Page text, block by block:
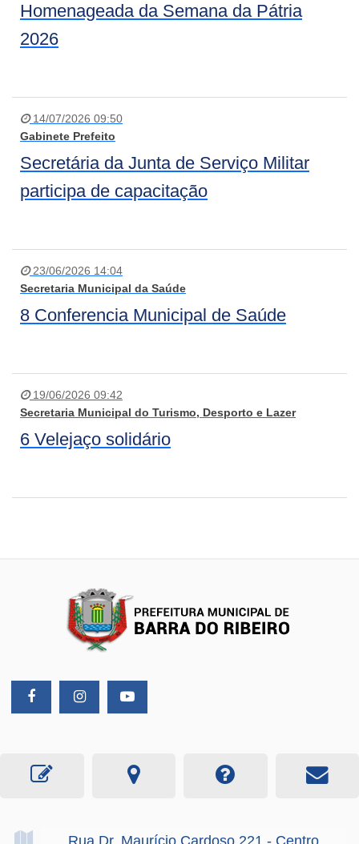
Homenageada da Semana da Pátria
2026
14/07/2026 09:50
Gabinete Prefeito
Secretária da Junta de Serviço Militar
participa de capacitação
23/06/2026 14:04
Secretaria Municipal da Saúde
8 Conferencia Municipal de Saúde
19/06/2026 09:42
Secretaria Municipal do Turismo, Desporto e Lazer
6 Velejaço solidário